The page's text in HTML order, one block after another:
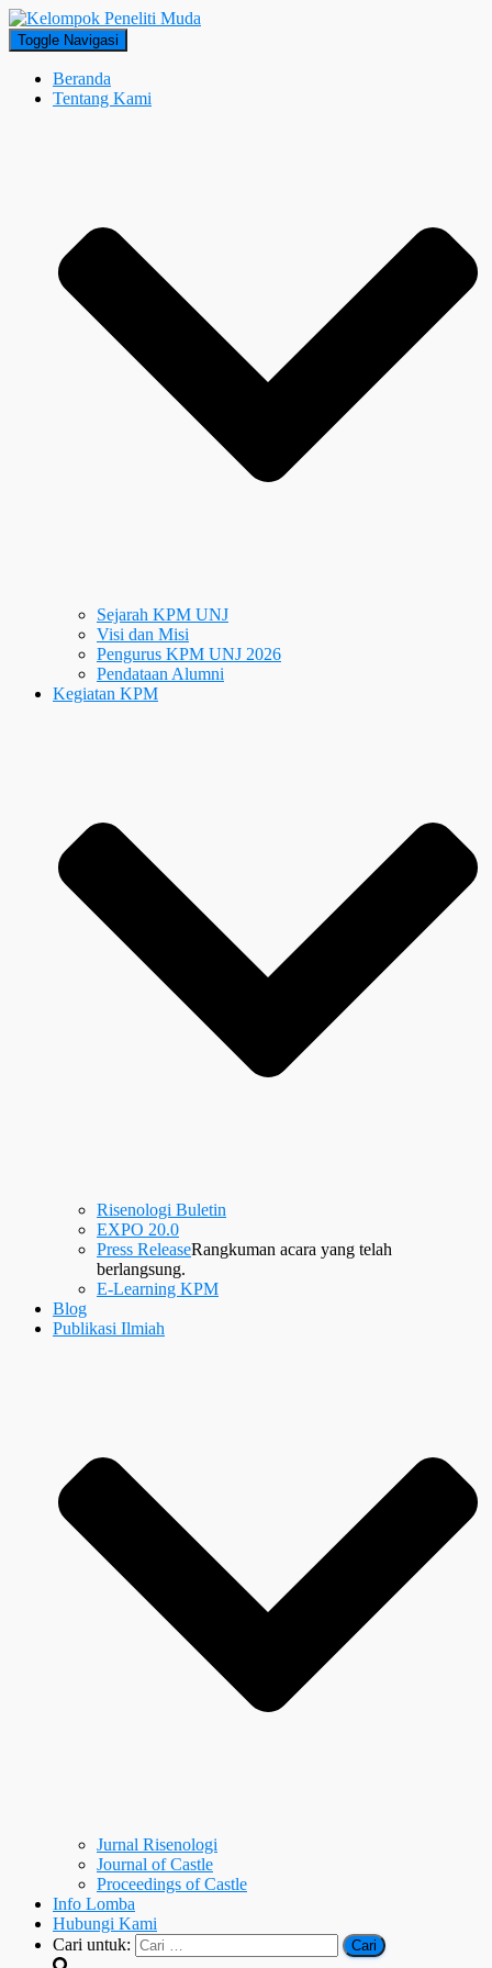
Toggle Navigasi
Beranda
Tentang Kami
Sejarah KPM UNJ
Visi dan Misi
Pengurus KPM UNJ 2026
Pendataan Alumni
Kegiatan KPM
Risenologi Buletin
EXPO 20.0
Press ReleaseRangkuman acara yang telah
berlangsung.
E-Learning KPM
Blog
Publikasi Ilmiah
Jurnal Risenologi
Journal of Castle
Proceedings of Castle
Info Lomba
Hubungi Kami
Cari untuk: